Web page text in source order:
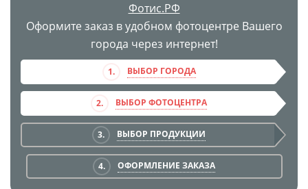
Фотис.РФ
Оформите заказ в удобном фотоцентре Вашего
города через интернет!
1. ВЫБОР ГОРОДА
2. ВЫБОР ФОТОЦЕНТРА
3. ВЫБОР ПРОДУКЦИИ
4. ОФОРМЛЕНИЕ ЗАКАЗА